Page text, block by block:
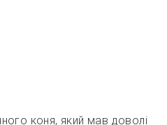
коня, який мав доволі